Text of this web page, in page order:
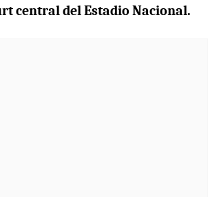
central del Estadio Nacional.